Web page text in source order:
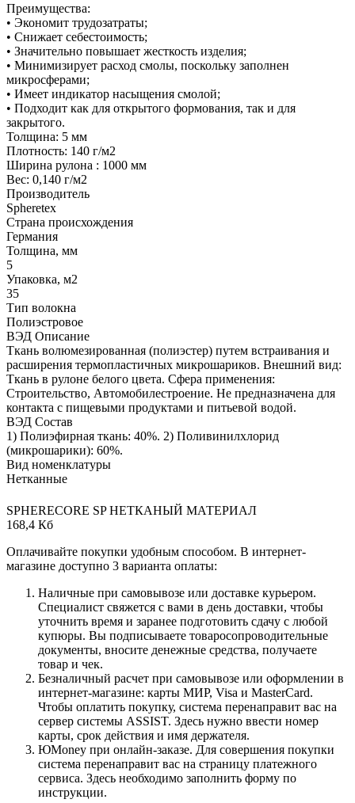
Преимущества:
• Экономит трудозатраты;
• Снижает себестоимость;
• Значительно повышает жесткость изделия;
• Минимизирует расход смолы, поскольку заполнен
микросферами;
• Имеет индикатор насыщения смолой;
• Подходит как для открытого формования, так и для
закрытого.
Толщина: 5 мм
Плотность: 140 г/м2
Ширина рулона : 1000 мм
Вес: 0,140 г/м2
Производитель
Spheretex
Страна происхождения
Германия
Толщина, мм
5
Упаковка, м2
35
Тип волокна
Полиэстровое
ВЭД Описание
Ткань волюмезированная (полиэстер) путем встраивания и
расширения термопластичных микрошариков. Внешний вид:
Ткань в рулоне белого цвета. Сфера применения:
Строительство, Автомобилестроение. Не предназначена для
контакта с пищевыми продуктами и питьевой водой.
ВЭД Состав
1) Полиэфирная ткань: 40%. 2) Поливинилхлорид
(микрошарики): 60%.
Вид номенклатуры
Нетканные
SPHERECORE SP НЕТКАНЫЙ МАТЕРИАЛ
168,4 Кб
Оплачивайте покупки удобным способом. В интернет-
магазине доступно 3 варианта оплаты:
Наличные при самовывозе или доставке курьером.
Специалист свяжется с вами в день доставки, чтобы
уточнить время и заранее подготовить сдачу с любой
купюры. Вы подписываете товаросопроводительные
документы, вносите денежные средства, получаете
товар и чек.
Безналичный расчет при самовывозе или оформлении в
интернет-магазине: карты МИР, Visa и MasterCard.
Чтобы оплатить покупку, система перенаправит вас на
сервер системы ASSIST. Здесь нужно ввести номер
карты, срок действия и имя держателя.
ЮMoney при онлайн-заказе. Для совершения покупки
система перенаправит вас на страницу платежного
сервиса. Здесь необходимо заполнить форму по
инструкции.